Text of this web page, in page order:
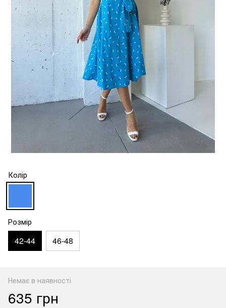
Колір
Розмір
42-44 46-48
Немає в наявності
635 грн